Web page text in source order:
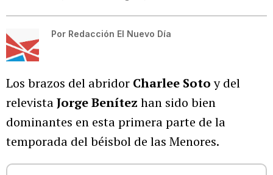
Por Redacción El Nuevo Día
Los brazos del abridor Charlee Sotoy del
relevistaJorge Benítez han sido bien
dominantes en esta primera parte de la
temporada del béisbol de las Menores.